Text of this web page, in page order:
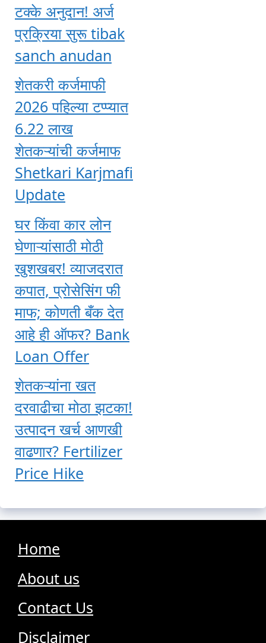
टक्के अनुदान! अर्ज
प्रक्रिया सुरू tibak
sanch anudan
शेतकरी कर्जमाफी
2026 पहिल्या टप्प्यात
6.22 लाख
शेतकऱ्यांची कर्जमाफ
Shetkari Karjmafi
Update
घर किंवा कार लोन
घेणाऱ्यांसाठी मोठी
खुशखबर! व्याजदरात
कपात, प्रोसेसिंग फी
माफ; कोणती बँक देत
आहे ही ऑफर? Bank
Loan Offer
शेतकऱ्यांना खत
दरवाढीचा मोठा झटका!
उत्पादन खर्च आणखी
वाढणार? Fertilizer
Price Hike
Home
About us
Contact Us
Disclaimer